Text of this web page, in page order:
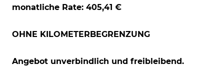
monatliche Rate: 405,41 €
OHNE KILOMETERBEGRENZUNG
Angebot unverbindlich und freibleibend.